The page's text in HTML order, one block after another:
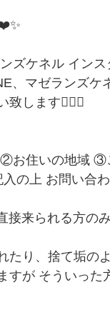
ズケネル イン
、マゼランズケ
します🙋🏻‍♀️
お住いの地域 ③
の上 お問い合
来られる方の
たり、捨て垢の
すが そういった